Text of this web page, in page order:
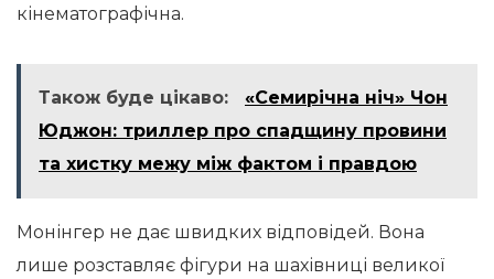
кінематографічна.
Також буде цікаво:
«Семирічна ніч» Чон
Юджон: триллер про спадщину провини
та хистку межу між фактом і правдою
Монінгер не дає швидких відповідей. Вона
лише розставляє фігури на шахівниці великої